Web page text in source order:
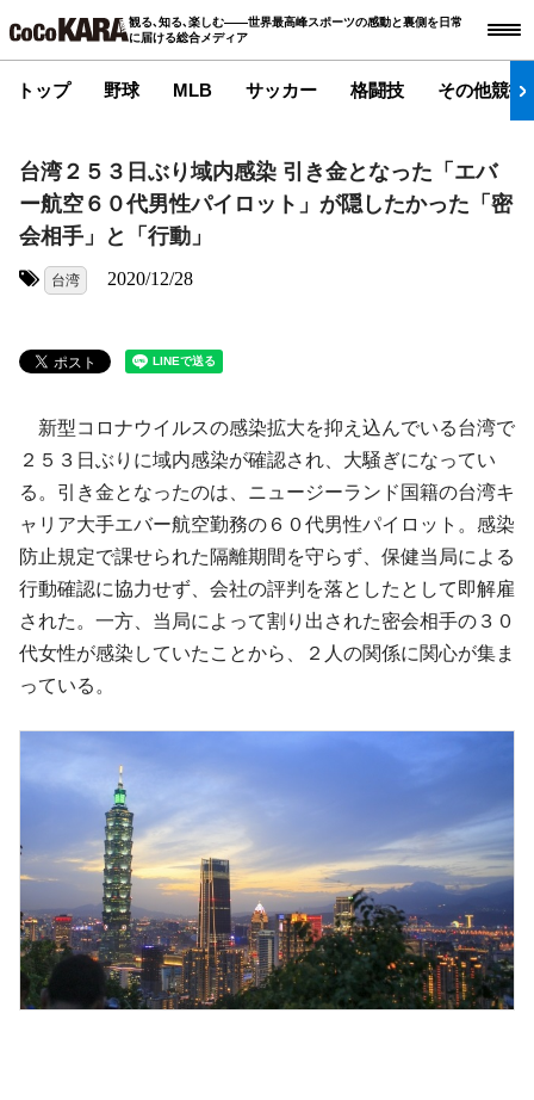
観る､知る､楽しむ――世界最高峰スポーツの感動と裏側を日常
に届ける総合メディア
トップ 野球 MLB サッカー 格闘技 その他競技
台湾２５３日ぶり域内感染 引き金となった「エバ
ー航空６０代男性パイロット」が隠したかった「密
会相手」と「行動」
台湾 2020/12/28
新型コロナウイルスの感染拡大を抑え込んでいる台湾で
２５３日ぶりに域内感染が確認され、大騒ぎになってい
る。引き金となったのは、ニュージーランド国籍の台湾キ
ャリア大手エバー航空勤務の６０代男性パイロット。感染
防止規定で課せられた隔離期間を守らず、保健当局による
行動確認に協力せず、会社の評判を落としたとして即解雇
された。一方、当局によって割り出された密会相手の３０
代女性が感染していたことから、２人の関係に関心が集ま
っている。